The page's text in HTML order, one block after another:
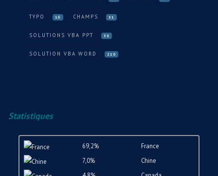
TYPO 16 CHAMPS 31
SOLUTIONS VBA PPT 39
SOLUTION VBA WORD 210
Statistiques
69,2%
France
7,0%
Chine